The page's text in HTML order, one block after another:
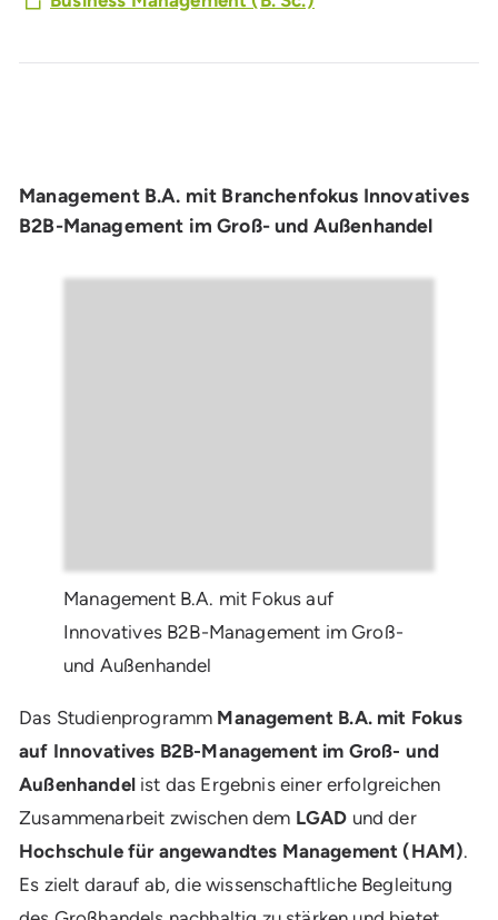
Management B.A. mit Branchenfokus Innovatives
B2B-Management im Groß- und Außenhandel
Management B.A. mit Fokus auf
Innovatives B2B-Management im Groß-
und Außenhandel
Das Studienprogramm Management B.A. mit Fokus
auf Innovatives B2B-Management im Groß- und
Außenhandelist das Ergebnis einer erfolgreichen
Zusammenarbeit zwischen dem LGAD und der
Hochschule für angewandtes Management (HAM).
Es zielt darauf ab, die wissenschaftliche Begleitung